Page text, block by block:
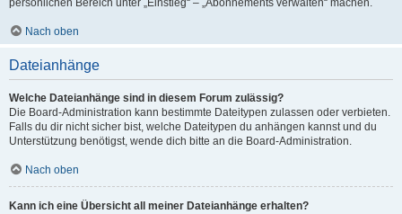
persönlichen Bereich unter „Einstieg“ – „Abonnements verwalten“ machen.
Nach oben
Dateianhänge
Welche Dateianhänge sind in diesem Forum zulässig?
Die Board-Administration kann bestimmte Dateitypen zulassen oder verbieten.
Falls du dir nicht sicher bist, welche Dateitypen du anhängen kannst und du
Unterstützung benötigst, wende dich bitte an die Board-Administration.
Nach oben
Kann ich eine Übersicht all meiner Dateianhänge erhalten?